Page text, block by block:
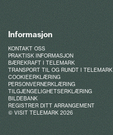
Informasjon
KONTAKT OSS
PRAKTISK INFORMASJON
BÆREKRAFT I TELEMARK
TRANSPORT TIL OG RUNDT I TELEMARK
COOKIEERKLÆRING
PERSONVERNERKLÆRING
TILGJENGELIGHETSERKLÆRING
BILDEBANK
REGISTRER DITT ARRANGEMENT
© VISIT TELEMARK 2026